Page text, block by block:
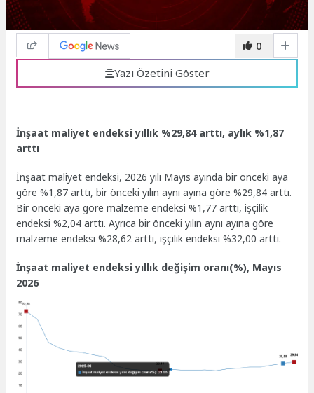
0
Yazı Özetini Göster
İnşaat maliyet endeksi yıllık %29,84 arttı, aylık %1,87
arttı
İnşaat maliyet endeksi, 2026 yılı Mayıs ayında bir önceki aya
göre %1,87 arttı, bir önceki yılın aynı ayına göre %29,84 arttı.
Bir önceki aya göre malzeme endeksi %1,77 arttı, işçilik
endeksi %2,04 arttı. Ayrıca bir önceki yılın aynı ayına göre
malzeme endeksi %28,62 arttı, işçilik endeksi %32,00 arttı.
İnşaat maliyet endeksi yıllık değişim oranı(%), Mayıs
2026